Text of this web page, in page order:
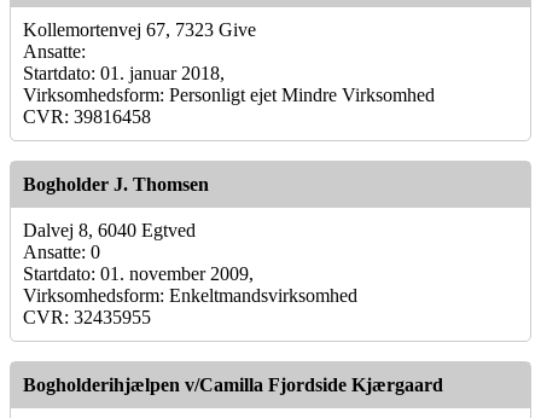
Kollemortenvej 67, 7323 Give
Ansatte:
Startdato: 01. januar 2018,
Virksomhedsform: Personligt ejet Mindre Virksomhed
CVR: 39816458
Bogholder J. Thomsen
Dalvej 8, 6040 Egtved
Ansatte: 0
Startdato: 01. november 2009,
Virksomhedsform: Enkeltmandsvirksomhed
CVR: 32435955
Bogholderihjælpen v/Camilla Fjordside Kjærgaard